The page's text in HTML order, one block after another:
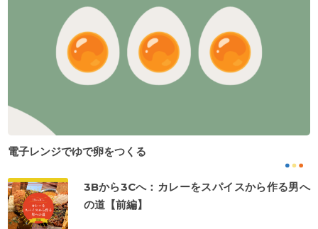
電子レンジでゆで卵をつくる
3Bから3Cへ：カレーをスパイスから作る男へ
の道【前編】